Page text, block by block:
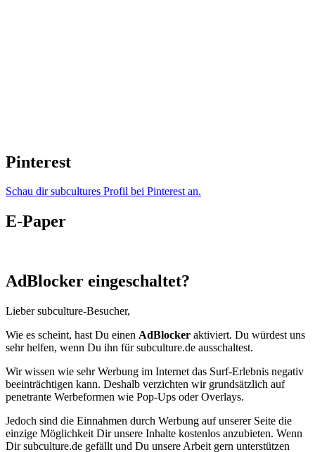
Pinterest
Schau dir subcultures Profil bei Pinterest an.
E-Paper
AdBlocker eingeschaltet?
Lieber subculture-Besucher,
Wie es scheint, hast Du einen AdBlocker aktiviert. Du würdest uns
sehr helfen, wenn Du ihn für subculture.de ausschaltest.
Wir wissen wie sehr Werbung im Internet das Surf-Erlebnis negativ
beeinträchtigen kann. Deshalb verzichten wir grundsätzlich auf
penetrante Werbeformen wie Pop-Ups oder Overlays.
Jedoch sind die Einnahmen durch Werbung auf unserer Seite die
einzige Möglichkeit Dir unsere Inhalte kostenlos anzubieten. Wenn
Dir subculture.de gefällt und Du unsere Arbeit gern unterstützen